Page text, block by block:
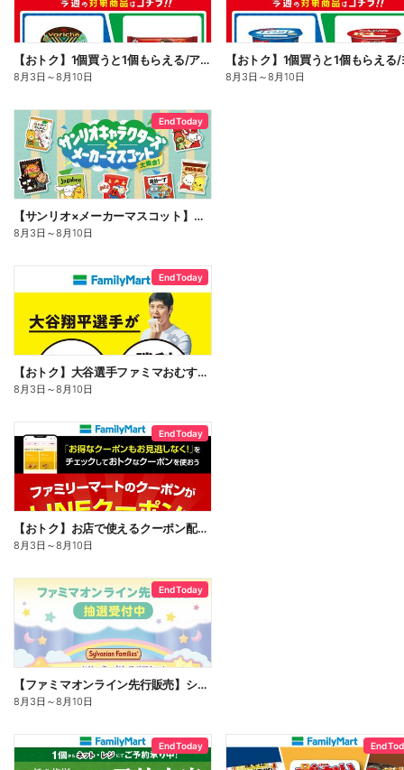
【おトク】1個買うと1個もらえる/アイス
8月3日 ～8月10日 8月3日 ～8月10日
End Today
【サンリオ×メーカーマスコット】オリジナルグッズ貰える!
8月3日 ～8月10日
End Today
【おトク】大谷選手ファミマおむすび割
8月3日 ～8月10日
End Today
【おトク】お店で使えるクーポン配信中
8月3日 ～8月10日
End Today
【ファミマオンライン先行販売】シルバニアファミリー
8月3日 ～8月10日
End Today End